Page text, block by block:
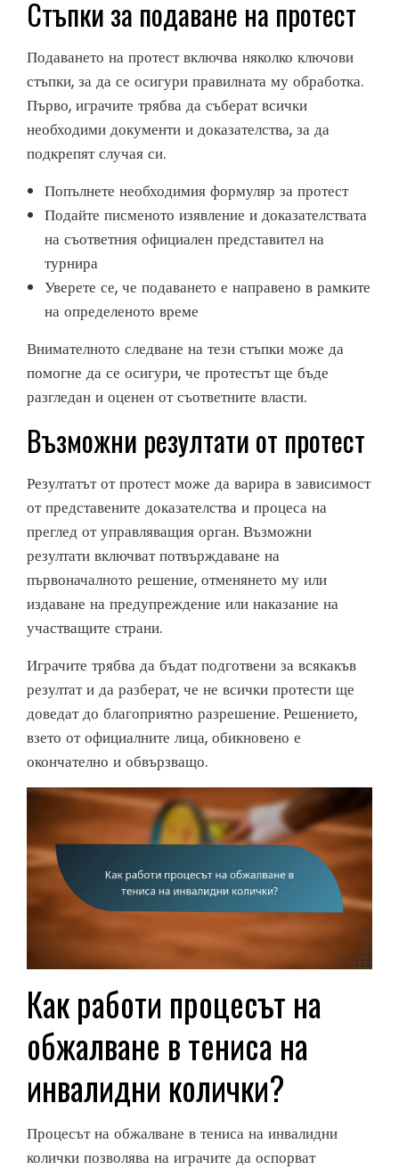
Стъпки за подаване на протест
Подаването на протест включва няколко ключови
стъпки, за да се осигури правилната му обработка.
Първо, играчите трябва да съберат всички
необходими документи и доказателства, за да
подкрепят случая си.
Попълнете необходимия формуляр за протест
Подайте писменото изявление и доказателствата
на съответния официален представител на
турнира
Уверете се, че подаването е направено в рамките
на определеното време
Внимателното следване на тези стъпки може да
помогне да се осигури, че протестът ще бъде
разгледан и оценен от съответните власти.
Възможни резултати от протест
Резултатът от протест може да варира в зависимост
от представените доказателства и процеса на
преглед от управляващия орган. Възможни
резултати включват потвърждаване на
първоначалното решение, отменянето му или
издаване на предупреждение или наказание на
участващите страни.
Играчите трябва да бъдат подготвени за всякакъв
резултат и да разберат, че не всички протести ще
доведат до благоприятно разрешение. Решението,
взето от официалните лица, обикновено е
окончателно и обвързващо.
Как работи процесът на
обжалване в тениса на
инвалидни колички?
Процесът на обжалване в тениса на инвалидни
колички позволява на играчите да оспорват